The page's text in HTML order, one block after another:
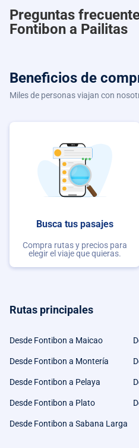
Preguntas
Fontibon a Pailitas
Beneficios de
Miles de personas viajan con
Busca tus pasajes
Compra rutas y precios para
elegir el viaje que quieras.
Rutas principales
Desde Fontibon a Maicao
Desde Fontibon a Montería
Desde Fontibon a Pelaya
Desde Fontibon a Plato
Desde Fontibon a Sabana Larga